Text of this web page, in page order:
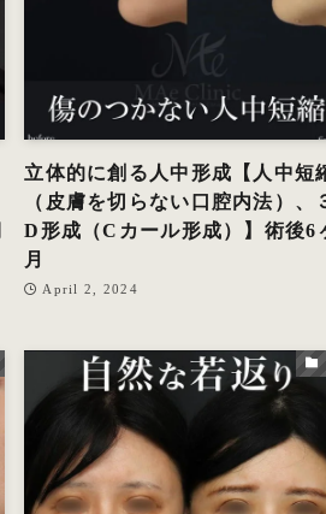
立体的に創る人中形成【人中短
（皮膚を切らない口腔内法）、
D形成（Cカール形成）】術後6
月
April 2, 2024